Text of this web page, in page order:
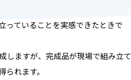
っていることを実感できたときで
しますが、完成品が現場で組み立て
れます。